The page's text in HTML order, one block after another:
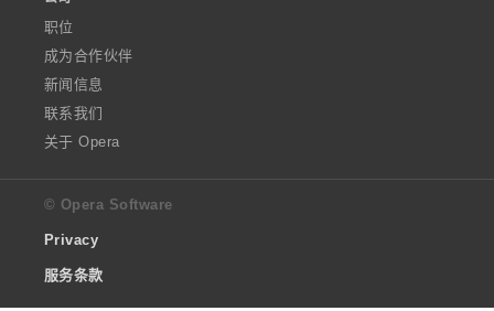
职位
成为合作伙伴
新闻信息
联系我们
关于 Opera
© Opera Software
Privacy
服务条款